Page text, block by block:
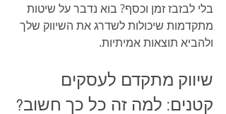
בלי לבזבז זמן וכסף? בוא נדבר על שיטות
מתקדמות שיכולות לשדרג את השיווק שלך
ולהביא תוצאות אמיתיות.
שיווק מתקדם לעסקים
קטנים: למה זה כל כך חשוב?